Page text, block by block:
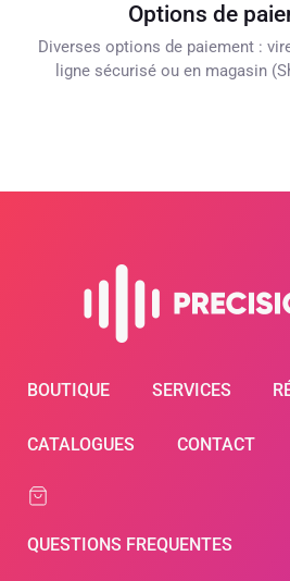
Options de
Diverses options de paiement :
ligne sécurisé ou en magasin
BOUTIQUE SERVICES
CATALOGUES CONTACT
QUESTIONS FREQUENTES